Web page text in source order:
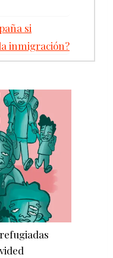
si
inmigración?